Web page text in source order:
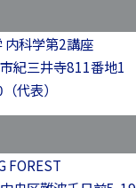
内科学第2講座
紀三井寺811番地1
代表）
FOREST